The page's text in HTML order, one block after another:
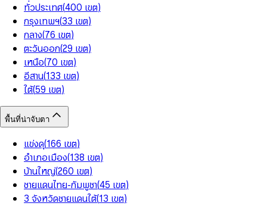
ทั่วประเทศ(400 เขต)
กรุงเทพฯ(33 เขต)
กลาง(76 เขต)
ตะวันออก(29 เขต)
เหนือ(70 เขต)
อีสาน(133 เขต)
ใต้(59 เขต)
พื้นที่น่าจับตา
แข่งดุ(166 เขต)
อำเภอเมือง(138 เขต)
บ้านใหญ่(260 เขต)
ชายแดนไทย-กัมพูชา(45 เขต)
3 จังหวัดชายแดนใต้(13 เขต)